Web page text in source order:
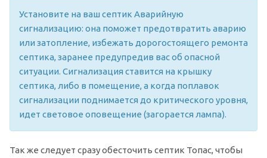
Установите на ваш септик Аварийную
сигнализацию: она поможет предотвратить аварию
или затопление, избежать дорогостоящего ремонта
септика, заранее предупредив вас об опасной
ситуации. Сигнализация ставится на крышку
септика, либо в помещение, а когда поплавок
сигнализации поднимается до критического уровня,
идет световое оповещение (загорается лампа).
Так же следует сразу обесточить септик Топас, чтобы